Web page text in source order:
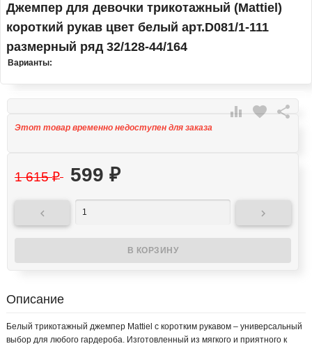
Джемпер для девочки трикотажный (Mattiel)
короткий рукав цвет белый арт.D081/1-111
размерный ряд 32/128-44/164
Варианты:
 favorite 
Этот товар временно недоступен для заказа
1 615₽ 599 ₽
 
Описание
Белый трикотажный джемпер Mattiel с коротким рукавом – универсальный
выбор для любого гардероба. Изготовленный из мягкого и приятного к